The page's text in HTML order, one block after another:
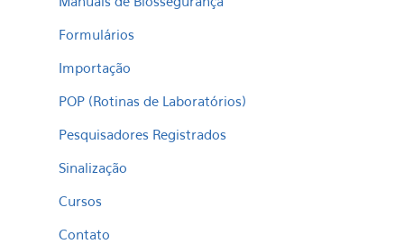
Formulários
Importação
POP (Rotinas de Laboratórios)
Pesquisadores Registrados
Sinalização
Cursos
Contato